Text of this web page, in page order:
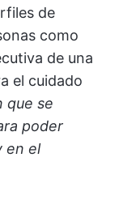
de
como
de una
el cuidado
que se
poder
en el